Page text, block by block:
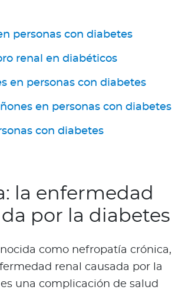
personas con diabetes
renal en diabéticos
en personas con diabetes
en personas con diabetes
con diabetes
la enfermedad
por la diabetes
como nefropatía crónica,
renal causada por la
una complicación de salud